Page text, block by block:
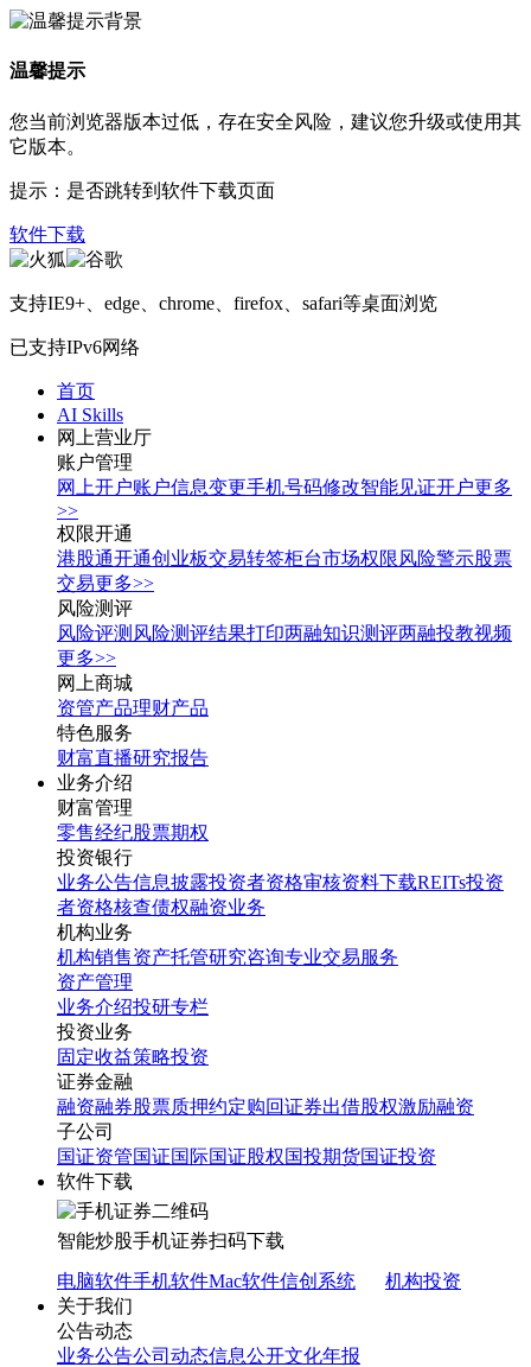
温馨提示
您当前浏览器版本过低，存在安全风险，建议您升级或使用其
它版本。
提示：是否跳转到软件下载页面
软件下载
支持IE9+、edge、chrome、firefox、safari等桌面浏览
已支持IPv6网络
首页
AI Skills
网上营业厅
账户管理
网上开户账户信息变更手机号码修改智能见证开户更多
>>
权限开通
港股通开通创业板交易转签柜台市场权限风险警示股票
交易更多>>
风险测评
风险评测 风险测评结果打印两融知识测评两融投教视频
更多>>
网上商城
资管产品理财产品
特色服务
财富直播研究报告
业务介绍
财富管理
零售经纪股票期权
投资银行
业务公告信息披露投资者资格审核资料下载REITs投资
者资格核查债权融资业务
机构业务
机构销售资产托管研究咨询专业交易服务
资产管理
业务介绍投研专栏
投资业务
固定收益策略投资
证券金融
融资融券股票质押约定购回证券出借股权激励融资
子公司
国证资管国证国际国证股权国投期货国证投资
软件下载
智能炒股手机证券扫码下载
电脑软件手机软件Mac软件信创系统
机构投资
关于我们
公告动态
业务公告公司动态信息公开文化年报